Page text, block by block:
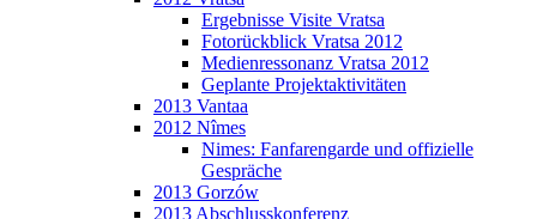
Ergebnisse Visite Vratsa
Fotorückblick Vratsa 2012
Medienressonanz Vratsa 2012
Geplante Projektaktivitäten
2013 Vantaa
2012 Nîmes
Nimes: Fanfarengarde und offizielle
Gespräche
2013 Gorzów
2013 Abschlusskonferenz